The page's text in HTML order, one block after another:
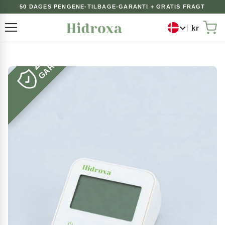
50 DAGES PENGENE-TILBAGE-GARANTI + GRATIS FRAGT
kr
Min
GARANTI
Gå
slutningen
billedgalleriet